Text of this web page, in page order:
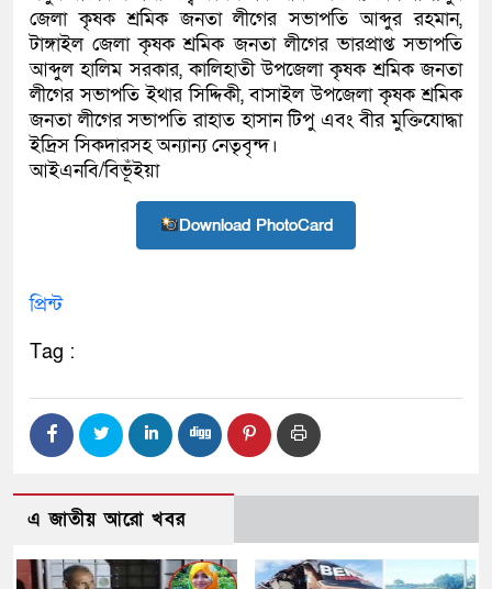
জেলা কৃষক শ্রমিক জনতা লীগের সভাপতি আব্দুর রহমান,
টাঙ্গাইল জেলা কৃষক শ্রমিক জনতা লীগের ভারপ্রাপ্ত সভাপতি
আব্দুল হালিম সরকার, কালিহাতী উপজেলা কৃষক শ্রমিক জনতা
লীগের সভাপতি ইথার সিদ্দিকী, বাসাইল উপজেলা কৃষক শ্রমিক
জনতা লীগের সভাপতি রাহাত হাসান টিপু এবং বীর মুক্তিযোদ্ধা
ইদ্রিস সিকদারসহ অন্যান্য নেতৃবৃন্দ।
আইএনবি/বিভূঁইয়া
Download PhotoCard
প্রিন্ট
Tag :
এ জাতীয় আরো খবর